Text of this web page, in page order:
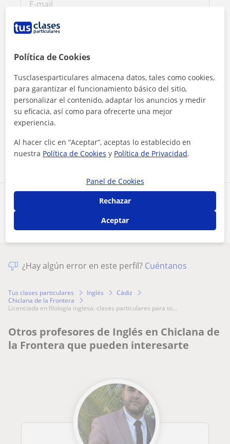
Comparte a este profesor
Al hacer clic, aceptas nuestro privacidad
Contactar ahora
¿Hay algún error en este perfil? Cuéntanos
Tus clases particulares Inglés
Cádiz
Chiclana de la Frontera
licenciada en filología inglesa. clases particulares para to...
Otros profesores de Inglés en Chiclana de
la Frontera que pueden interesarte
Política de Cookies
Tusclasesparticulares almacena datos, tales como cookies,
para garantizar el funcionamiento básico del sitio,
personalizar el contenido, adaptar los anuncios y medir
su eficacia, así como para ofrecerte una mejor
experiencia.
Al hacer clic en “Aceptar”, aceptas lo establecido en
nuestra Política de Cookies y Política de Privacidad.
Panel de Cookies
Rechazar
Aceptar